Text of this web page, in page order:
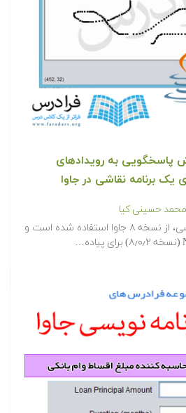
پاسخگویی به رویدادهای
یک برنامه نقاشی در جاوا
محمد حسینی کیا
در این مجموعه آموزشی، از نسخه ۸ جاوا استفاده شده است و